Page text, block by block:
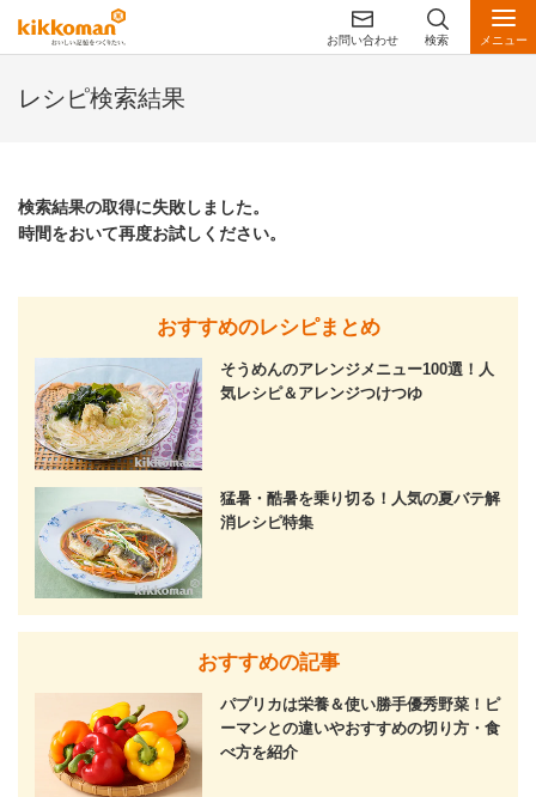
お問い合わせ 検索 メニュー
レシピ検索結果
検索結果の取得に失敗しました。
時間をおいて再度お試しください。
おすすめのレシピまとめ
そうめんのアレンジメニュー100選！人
気レシピ＆アレンジつけつゆ
猛暑・酷暑を乗り切る！人気の夏バテ解
消レシピ特集
おすすめの記事
パプリカは栄養＆使い勝手優秀野菜！ピ
ーマンとの違いやおすすめの切り方・食
べ方を紹介